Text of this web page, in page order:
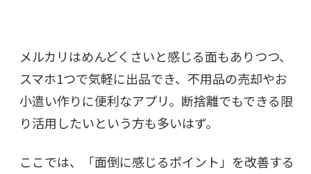
メルカリはめんどくさいと感じる面もありつつ、
スマホ1つで気軽に出品でき、不用品の売却やお
小遣い作りに便利なアプリ。断捨離でもできる限
り活用したいという方も多いはず。
ここでは、「面倒に感じるポイント」を改善する